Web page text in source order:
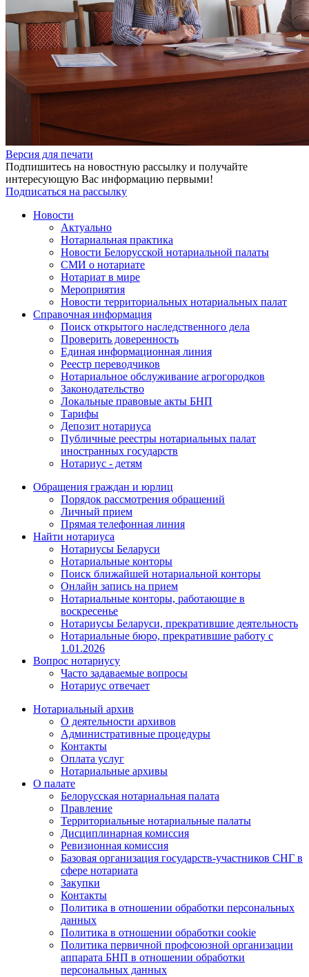
Версия для печати
Подпишитесь на новостную рассылку и получайте
интересующую Вас информацию первыми!
Подписаться на рассылку
Новости
Актуально
Нотариальная практика
Новости Белорусской нотариальной палаты
СМИ о нотариате
Нотариат в мире
Мероприятия
Новости территориальных нотариальных палат
Справочная информация
Поиск открытого наследственного дела
Проверить доверенность
Единая информационная линия
Реестр переводчиков
Нотариальное обслуживание агрогородков
Законодательство
Локальные правовые акты БНП
Тарифы
Депозит нотариуса
Публичные реестры нотариальных палат
иностранных государств
Нотариус - детям
Обращения граждан и юрлиц
Порядок рассмотрения обращений
Личный прием
Прямая телефонная линия
Найти нотариуса
Нотариусы Беларуси
Нотариальные конторы
Поиск ближайшей нотариальной конторы
Онлайн запись на прием
Нотариальные конторы, работающие в
воскресенье
Нотариусы Беларуси, прекратившие деятельность
Нотариальные бюро, прекратившие работу с
1.01.2026
Вопрос нотариусу
Часто задаваемые вопросы
Нотариус отвечает
Нотариальный архив
О деятельности архивов
Административные процедуры
Контакты
Оплата услуг
Нотариальные архивы
О палате
Белорусская нотариальная палата
Правление
Территориальные нотариальные палаты
Дисциплинарная комиссия
Ревизионная комиссия
Базовая организация государств-участников СНГ в
сфере нотариата
Закупки
Контакты
Политика в отношении обработки персональных
данных
Политика в отношении обработки cookie
Политика первичной профсоюзной организации
аппарата БНП в отношении обработки
персональных данных